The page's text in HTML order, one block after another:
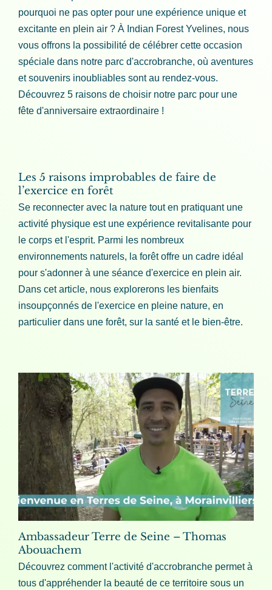
pourquoi ne pas opter pour une expérience unique et
excitante en plein air ? À Indian Forest Yvelines, nous
vous offrons la possibilité de célébrer cette occasion
spéciale dans notre parc d'accrobranche, où aventures
et souvenirs inoubliables sont au rendez-vous.
Découvrez 5 raisons de choisir notre parc pour une
fête d'anniversaire extraordinaire !
Les 5 raisons improbables de faire de
l’exercice en forêt
Se reconnecter avec la nature tout en pratiquant une
activité physique est une expérience revitalisante pour
le corps et l'esprit. Parmi les nombreux
environnements naturels, la forêt offre un cadre idéal
pour s'adonner à une séance d'exercice en plein air.
Dans cet article, nous explorerons les bienfaits
insoupçonnés de l'exercice en pleine nature, en
particulier dans une forêt, sur la santé et le bien-être.
Ambassadeur Terre de Seine – Thomas
Abouachem
Découvrez comment l'activité d'accrobranche permet à
tous d'appréhender la beauté de ce territoire sous un